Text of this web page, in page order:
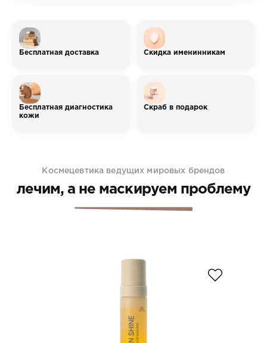
Бесплатная доставка
бесплатно
Скидка именинникам
Бесплатная диагностика
кожи
профессиональном
Скраб в подарок
Космецевтика ведущих мировых брендов
лечим, а не маскируем проблему